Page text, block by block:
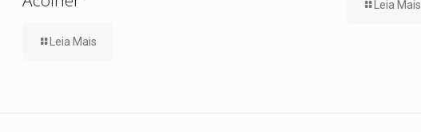
Leia Mais
Leia Mais